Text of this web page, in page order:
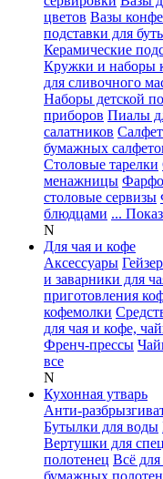
цветов Вазы
подставки для
Керамические
Кружки и наборы
для сливочного
Наборы детской
приборов Пиалы
салатников
бумажных
Столовые тарелки
менажницы
столовые сервизы
блюдцами ...
N
Для чая и кофе
Аксессуары
и заварники для
приготовления
кофемолки
для чая и кофе,
Френч-прессы
все
N
Кухонная утварь
Анти-
Бутылки для воды
Вертушки для
полотенец Всё
бумажных